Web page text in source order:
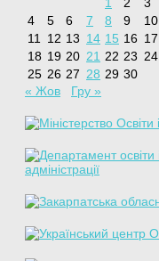
1
2
3
4
5 6 7 8 9
10
11 12 13 14 15 16 17
18 19 20 21 22 23 24
25 26 27 28 29 30
« Жов
Гру »